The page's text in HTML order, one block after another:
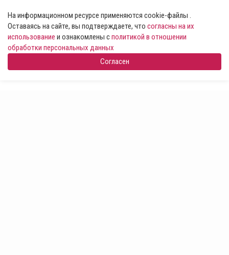
На информационном ресурсе применяются cookie-файлы .
Оставаясь на сайте, вы подтверждаете, что согласны на их
использование и ознакомлены сполитикой в отношении
обработки персональных данных
Согласен